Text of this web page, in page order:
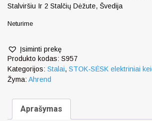
Stalviršiu Ir 2 Stalčių Dėžute, Švedija
Neturime
Įsiminti prekę
Produkto kodas: S957
Kategorijos: Stalai, STOK-SĖSK elektriniai
Žyma: Ahrend
Aprašymas